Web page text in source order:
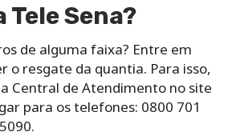
Tele Sena?
de alguma faixa? Entre em
o resgate da quantia. Para isso,
Central de Atendimento no site
para os telefones: 0800 701